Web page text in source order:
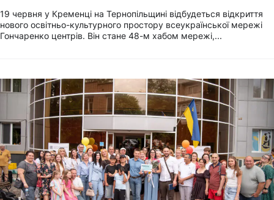
19 червня у Кременці на Тернопільщині відбудеться відкриття
нового освітньо-культурного простору всеукраїнської мережі
Гончаренко центрів. Він стане 48-м хабом мережі,...